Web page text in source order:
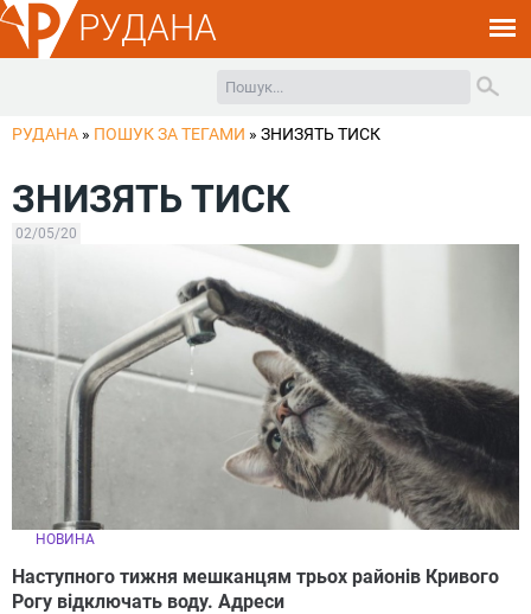
РУДАНА
РУДАНА » ПОШУК ЗА ТЕГАМИ » ЗНИЗЯТЬ ТИСК
ЗНИЗЯТЬ ТИСК
02/05/20
НОВИНА
Наступного тижня мешканцям трьох районів Кривого
Рогу відключать воду. Адреси